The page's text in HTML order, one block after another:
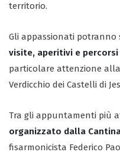
territorio.
Gli appassionati potranno
visite, aperitivi e
particolare attenzione
Verdicchio dei Castelli di
Tra gli appuntamenti più
organizzato dalla
fisarmonicista Federico